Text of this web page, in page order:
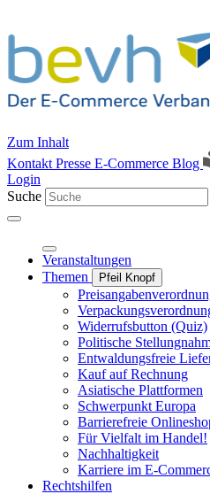
Zum Inhalt
Kontakt Presse E-Commerce Blog
Login
Suche
Veranstaltungen
Themen
Pfeil Knopf
Widerrufsbutton (Quiz)
Politische
Entwaldungsfreie
Kauf auf Rechnung
Asiatische Plattformen
Schwerpunkt Europa
Barrierefreie
Für Vielfalt im Handel!
Nachhaltigkeit
Karriere im E-
Rechtshilfen